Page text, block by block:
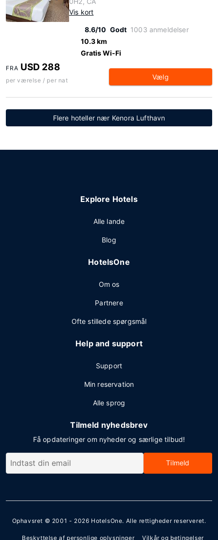
Vis kort
8.6/10 Godt 1003 anmeldelser
10.3 km
Gratis Wi-Fi
FRA USD 288
per værelse / per nat Vælg
Flere hoteller nær Kenora Lufthavn
Explore Hotels
Alle lande
Blog
HotelsOne
Om os
Partnere
Ofte stillede spørgsmål
Help and support
Support
Min reservation
Alle sprog
Tilmeld nyhedsbrev
Få opdateringer om nyheder og særlige tilbud!
Tilmeld
Ophavsret © 2001 - 2026 HotelsOne. Alle rettigheder reserveret.
Beskyttelse af personlige oplysninger Vilkår og betingelser